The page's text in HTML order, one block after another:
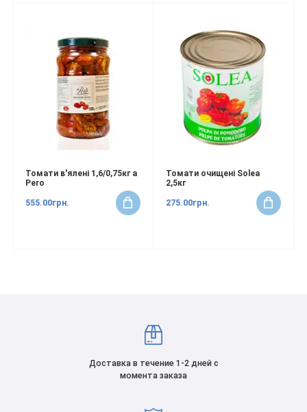
Томати в'ялені 1,6/0,75кг a
Pero
555.00грн.
Томати очищені Solea
2,5кг
275.00грн.
Доставка в течение 1-2 дней с
момента заказа